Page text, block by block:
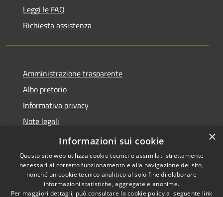
Leggi le FAQ
Richiesta assistenza
Amministrazione trasparente
Albo pretorio
Informativa privacy
Note legali
Dichiarazione di accessibilità
Copyright © 2026 • Comune di
×
Informazioni sui cookie
Questo sito web utilizza cookie tecnici e assimilati strettamente
necessari al corretto funzionamento e alla navigazione del sito,
nonché un cookie tecnico analitico al solo fine di elaborare
informazioni statistiche, aggregate e anonime.
Per maggiori dettagli, può consultare la cookie policy al seguente link